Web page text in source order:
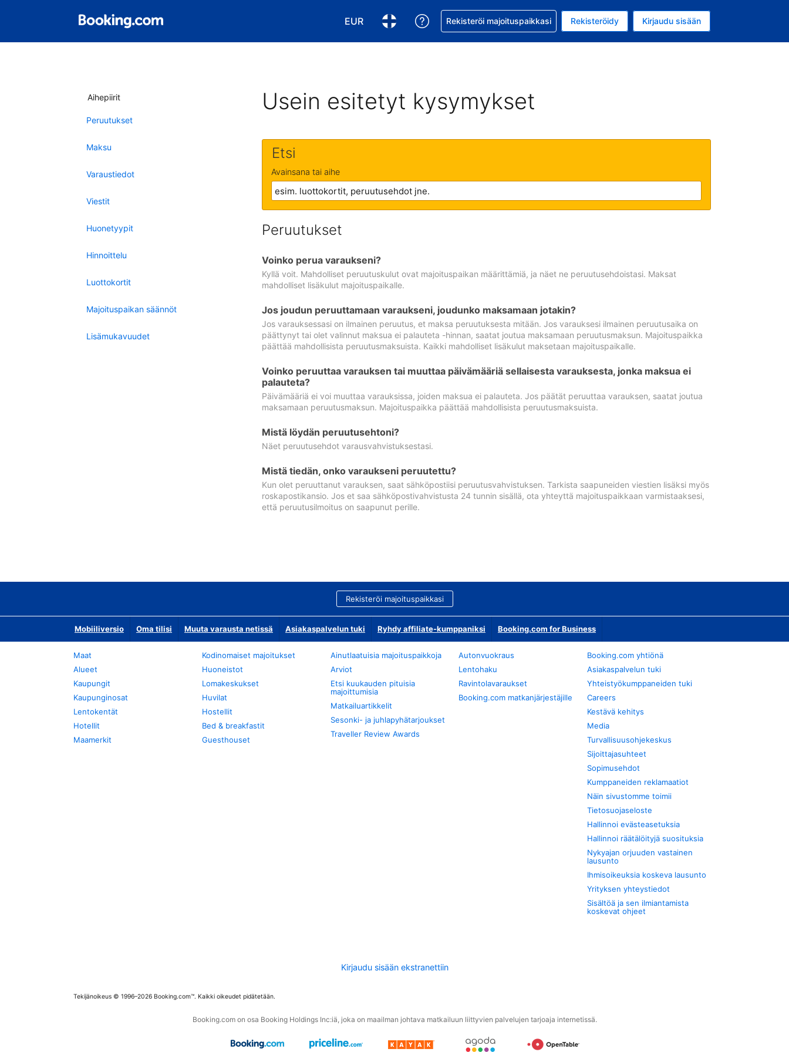
EUR
Valitse valuutta. Tämänhetkinen valuutta on EUR
Valitse kieli. Tämänhetkinen kieli on Suomi
Pyydä apua varauksesi kanssa
Rekisteröi majoituspaikkasi Rekisteröidy Kirjaudu sisään
Aihepiirit
Peruutukset
Maksu
Varaustiedot
Viestit
Huonetyypit
Hinnoittelu
Luottokortit
Majoituspaikan säännöt
Lisämukavuudet
Usein esitetyt kysymykset
Etsi
Avainsana tai aihe
Peruutukset
Voinko perua varaukseni?
Kyllä voit. Mahdolliset peruutuskulut ovat majoituspaikan määrittämiä, ja näet ne peruutusehdoistasi. Maksat
mahdolliset lisäkulut majoituspaikalle.
Jos joudun peruuttamaan varaukseni, joudunko maksamaan jotakin?
Jos varauksessasi on ilmainen peruutus, et maksa peruutuksesta mitään. Jos varauksesi ilmainen peruutusaika on
päättynyt tai olet valinnut maksua ei palauteta -hinnan, saatat joutua maksamaan peruutusmaksun. Majoituspaikka
päättää mahdollisista peruutusmaksuista. Kaikki mahdolliset lisäkulut maksetaan majoituspaikalle.
Voinko peruuttaa varauksen tai muuttaa päivämääriä sellaisesta varauksesta, jonka maksua ei
palauteta?
Päivämääriä ei voi muuttaa varauksissa, joiden maksua ei palauteta. Jos päätät peruuttaa varauksen, saatat joutua
maksamaan peruutusmaksun. Majoituspaikka päättää mahdollisista peruutusmaksuista.
Mistä löydän peruutusehtoni?
Näet peruutusehdot varausvahvistuksestasi.
Mistä tiedän, onko varaukseni peruutettu?
Kun olet peruuttanut varauksen, saat sähköpostiisi peruutusvahvistuksen. Tarkista saapuneiden viestien lisäksi myös
roskapostikansio. Jos et saa sähköpostivahvistusta 24 tunnin sisällä, ota yhteyttä majoituspaikkaan varmistaaksesi,
että peruutusilmoitus on saapunut perille.
Rekisteröi majoituspaikkasi
Mobiiliversio Oma tilisi Muuta varausta netissä Asiakaspalvelun tuki Ryhdy affiliate-kumppaniksi Booking.com for Business
Maat
Alueet
Kaupungit
Kaupunginosat
Lentokentät
Hotellit
Maamerkit
Kodinomaiset majoitukset
Huoneistot
Lomakeskukset
Huvilat
Hostellit
Bed & breakfastit
Guesthouset
Ainutlaatuisia majoituspaikkoja
Arviot
Etsi kuukauden pituisia
majoittumisia
Matkailuartikkelit
Sesonki- ja juhlapyhätarjoukset
Traveller Review Awards
Autonvuokraus
Lentohaku
Ravintolavaraukset
Booking.com matkanjärjestäjille
Booking.com yhtiönä
Asiakaspalvelun tuki
Yhteistyökumppaneiden tuki
Careers
Kestävä kehitys
Media
Turvallisuusohjekeskus
Sijoittajasuhteet
Sopimusehdot
Kumppaneiden reklamaatiot
Näin sivustomme toimii
Tietosuojaseloste
Hallinnoi evästeasetuksia
Hallinnoi räätälöityjä suosituksia
Nykyajan orjuuden vastainen
lausunto
Ihmisoikeuksia koskeva lausunto
Yrityksen yhteystiedot
Sisältöä ja sen ilmiantamista
koskevat ohjeet
Kirjaudu sisään ekstranettiin
Tekijänoikeus © 1996–2026 Booking.com™. Kaikki oikeudet pidätetään.
Booking.com on osa Booking Holdings Inc:iä, joka on maailman johtava matkailuun liittyvien palvelujen tarjoaja internetissä.